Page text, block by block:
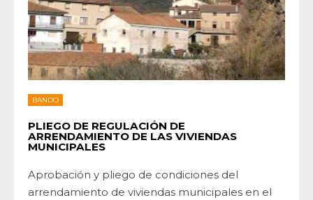
BANDO
PLIEGO DE REGULACIÓN DE
ARRENDAMIENTO DE LAS VIVIENDAS
MUNICIPALES
Aprobación y pliego de condiciones del
arrendamiento de viviendas municipales en el